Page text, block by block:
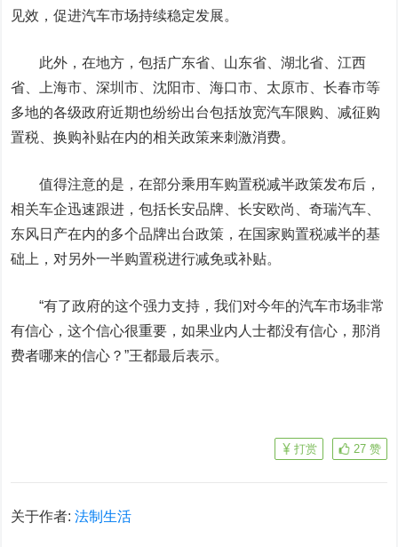
见效，促进汽车市场持续稳定发展。
此外，在地方，包括广东省、山东省、湖北省、江西
省、上海市、深圳市、沈阳市、海口市、太原市、长春市等
多地的各级政府近期也纷纷出台包括放宽汽车限购、减征购
置税、换购补贴在内的相关政策来刺激消费。
值得注意的是，在部分乘用车购置税减半政策发布后，
相关车企迅速跟进，包括长安品牌、长安欧尚、奇瑞汽车、
东风日产在内的多个品牌出台政策，在国家购置税减半的基
础上，对另外一半购置税进行减免或补贴。
“有了政府的这个强力支持，我们对今年的汽车市场非常
有信心，这个信心很重要，如果业内人士都没有信心，那消
费者哪来的信心？”王都最后表示。
27 赞
打赏
关于作者:法制生活